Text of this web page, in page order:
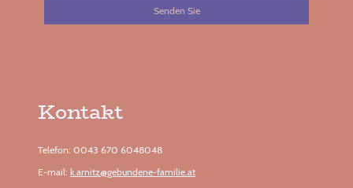
Senden Sie
Kontakt
Telefon: 0043 670 6048048
E-mail: k.arnitz@gebundene-familie.at